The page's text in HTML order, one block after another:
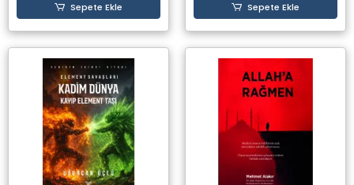
Sepete Ekle Sepete Ekle